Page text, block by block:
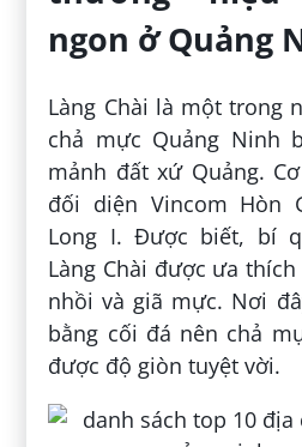
ngon ở Quảng
Làng Chài là một trong
chả mực Quảng Ninh
mảnh đất xứ Quảng.
đối diện Vincom Hòn
Long I. Được biết, bí
Làng Chài được ưa
nhồi và giã mực. Nơi
bằng cối đá nên chả
được độ giòn tuyệt vời.